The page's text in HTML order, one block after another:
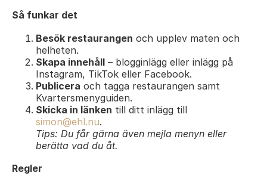
Så funkar det
Besök restaurangen och upplev maten och
helheten.
Skapa innehåll – blogginlägg eller inlägg på
Instagram, TikTok eller Facebook.
Publicera och tagga restaurangen samt
Kvartersmenyguiden.
Skicka in länken till ditt inlägg till
simon@ehl.nu.
Tips: Du får gärna även mejla menyn eller
berätta vad du åt.
Regler